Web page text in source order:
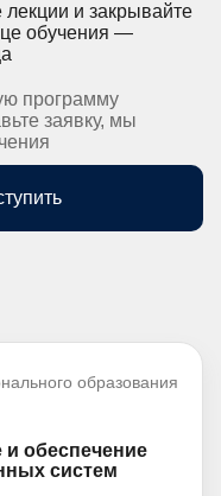
лекции и закрывайте
обучения —
программу
заявку, мы
образования
и обеспечение
систем